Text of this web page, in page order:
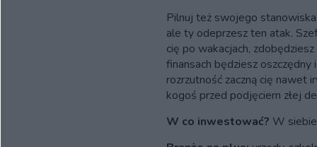
Pilnuj też swojego
ale ty odeprzesz ten atak.
cię po wakacjach,
finansach będziesz oszczędny
rozrzutność zaczną cię nawet
kogoś przed podjęciem złej
W co inwestować? W